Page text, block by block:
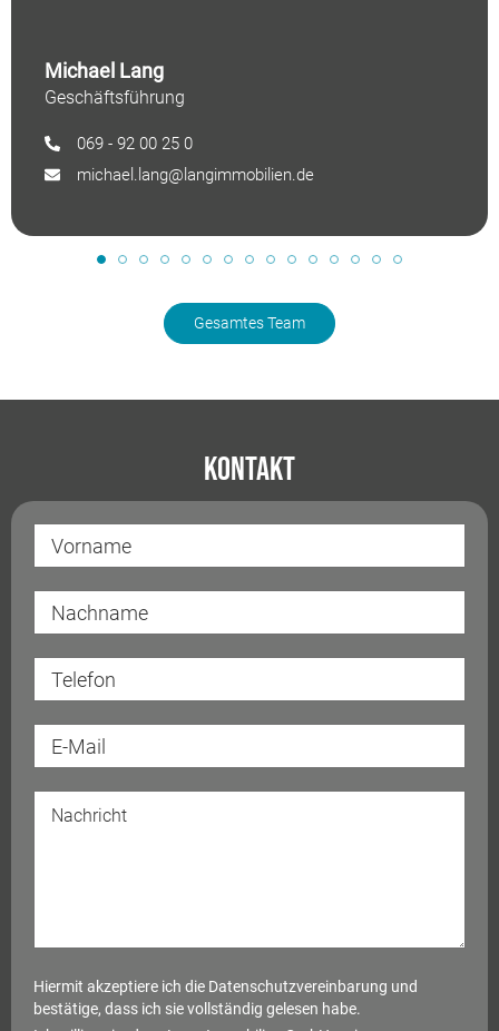
Michael Lang
Geschäftsführung
069 - 92 00 25 0
michael.lang@langimmobilien.de
Gesamtes Team
Kontakt
Hiermit akzeptiere ich die Datenschutzvereinbarung und
bestätige, dass ich sie vollständig gelesen habe.